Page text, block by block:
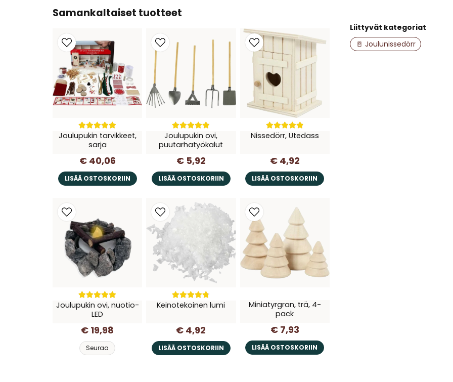
name
Nimi
Samankaltaiset tuotteet
Joulupukin tarvikkeet,
sarja
€ 40,06
LISÄÄ OSTOSKORIIN
Joulupukin ovi,
puutarhatyökalut
€ 5,92
LISÄÄ OSTOSKORIIN
Nissedörr, Utedass
€ 4,92
LISÄÄ OSTOSKORIIN
Joulupukin ovi, nuotio-
LED
€ 19,98
Seuraa
Keinotekoinen lumi
€ 4,92
LISÄÄ OSTOSKORIIN
Miniatyrgran, trä, 4-
pack
€ 7,93
LISÄÄ OSTOSKORIIN
Liittyvät kategoriat
🚪 Joulunissedörr